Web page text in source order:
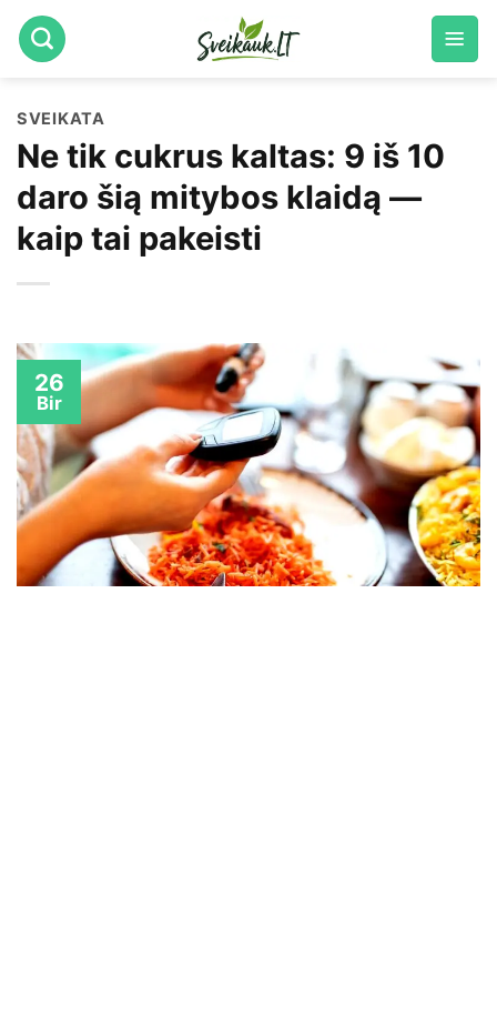
Skip
to
SVEIKATA
Ne tik cukrus kaltas: 9 iš 10
daro šią mitybos klaidą —
kaip tai pakeisti
26
Bir